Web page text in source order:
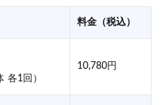
料金（税込）
各1回）
10,780円